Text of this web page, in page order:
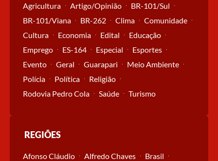
Agricultura Artigo/Opinião
BR-101/Sul
BR-101/Viana
BR-262 Clima
Comunidade
Cultura
Economia Edital
Educação
Emprego
ES-164 Especial
Esportes
Evento
Geral Guarapari
Meio Ambiente
Polícia
Política
Religião
Rodovia Pedro Cola
Saúde Turismo
REGIÕES
Afonso Cláudio Alfredo Chaves
Brasil